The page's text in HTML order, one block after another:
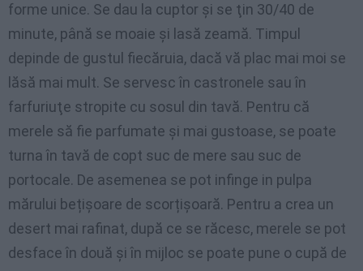
forme unice. Se dau la cuptor şi se ţin 30/40 de
minute, până se moaie şi lasă zeamă. Timpul
depinde de gustul fiecăruia, dacă vă plac mai moi se
lăsă mai mult. Se servesc în castronele sau în
farfuriuţe stropite cu sosul din tavă. Pentru că
merele să fie parfumate şi mai gustoase, se poate
turna în tavă de copt suc de mere sau suc de
portocale. De asemenea se pot infinge in pulpa
mărului bețișoare de scorțișoară. Pentru a crea un
desert mai rafinat, după ce se răcesc, merele se pot
desface în două şi în mijloc se poate pune o cupă de